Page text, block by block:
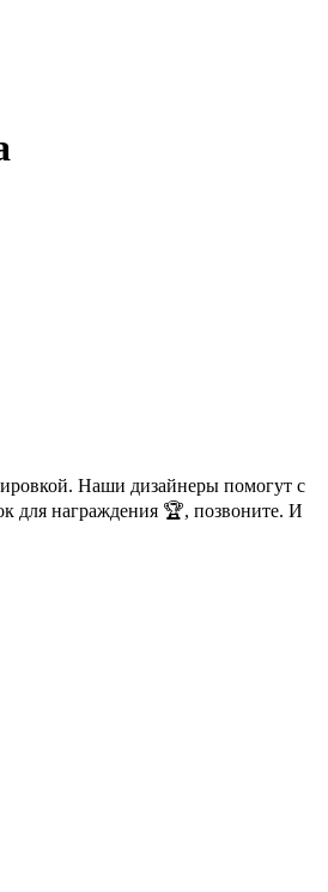
Наши дизайнеры помогут с
для награждения 🏆, позвоните. И